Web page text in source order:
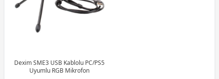
Dexim SME3 USB Kablolu PC/PS5
Uyumlu RGB Mikrofon